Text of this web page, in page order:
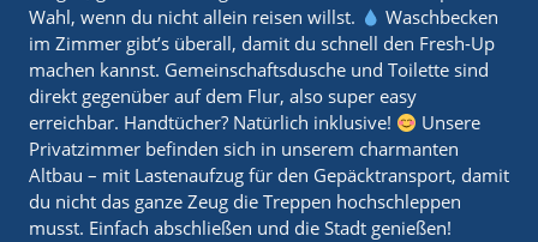
Wahl, wenn du nicht allein reisen willst.
Waschbecken
im Zimmer gibt’s überall, damit du schnell den Fresh-Up
machen kannst. Gemeinschaftsdusche und Toilette sind
direkt gegenüber auf dem Flur, also super easy
erreichbar. Handtücher? Natürlich inklusive!
Unsere
Privatzimmer befinden sich in unserem charmanten
Altbau – mit Lastenaufzug für den Gepäcktransport, damit
du nicht das ganze Zeug die Treppen hochschleppen
musst. Einfach abschließen und die Stadt genießen!